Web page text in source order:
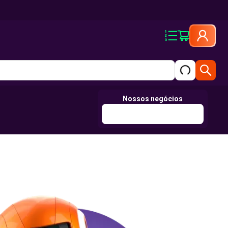
Nossos negócios